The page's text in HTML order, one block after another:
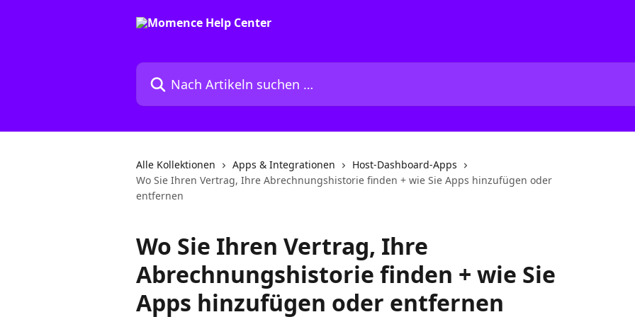
Nach Artikeln suchen …
Alle Kollektionen Apps & Integrationen
Host-Dashboard-Apps
Wo Sie Ihren Vertrag, Ihre Abrechnungshistorie finden + wie Sie Apps hinzufügen oder
entfernen
Wo Sie Ihren Vertrag, Ihre
Abrechnungshistorie finden + wie Sie
Apps hinzufügen oder entfernen